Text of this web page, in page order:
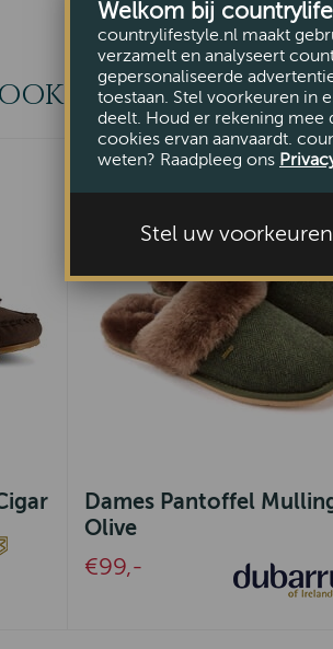
Dames Pantoffel
Olive
€99,-
Welkom bij
countrylifestyle.nl maakt
verzamelt en analyseert
gepersonaliseerde
toestaan. Stel voorkeuren in
deelt. Houd er rekening mee
cookies ervan aanvaardt.
weten? Raadpleeg ons
Stel uw